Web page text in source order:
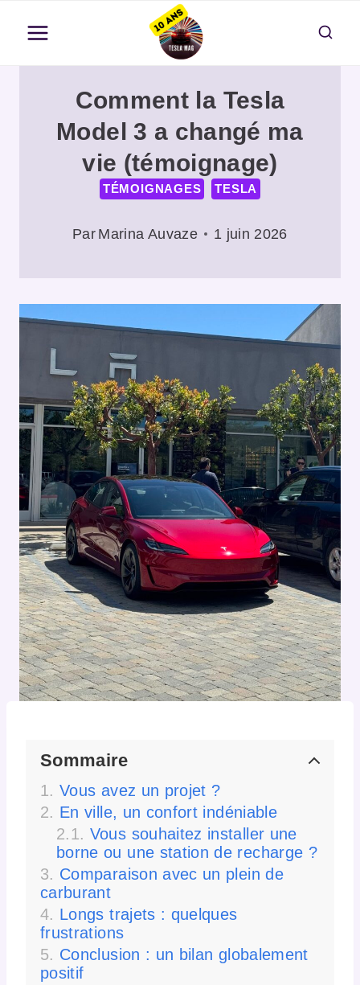
contenu
Comment la Tesla
Model 3 a changé ma
vie (témoignage)
TÉMOIGNAGES TESLA
Par Marina Auvaze 1 juin 2026
Sommaire
Vous avez un projet ?
En ville, un confort indéniable
Vous souhaitez installer une
borne ou une station de recharge ?
Comparaison avec un plein de
carburant
Longs trajets : quelques
frustrations
Conclusion : un bilan globalement
positif